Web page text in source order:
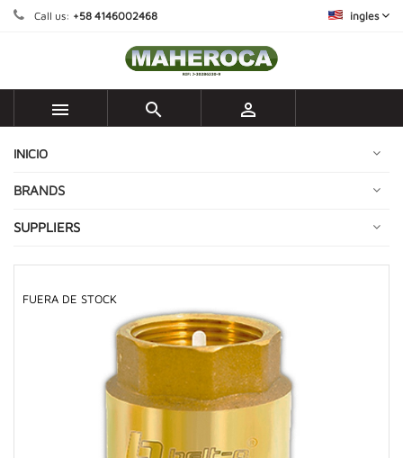
Call us: +58 4146002468 ingles
  
INICIO
BRANDS
SUPPLIERS
FUERA DE STOCK